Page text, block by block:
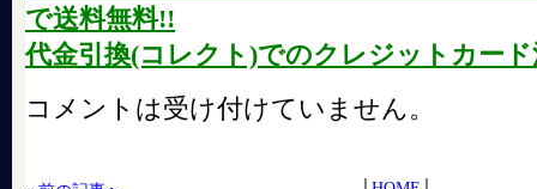
で送料無料!!
代金引換(コレクト)でのクレジットカー
コメントは受け付けていません。